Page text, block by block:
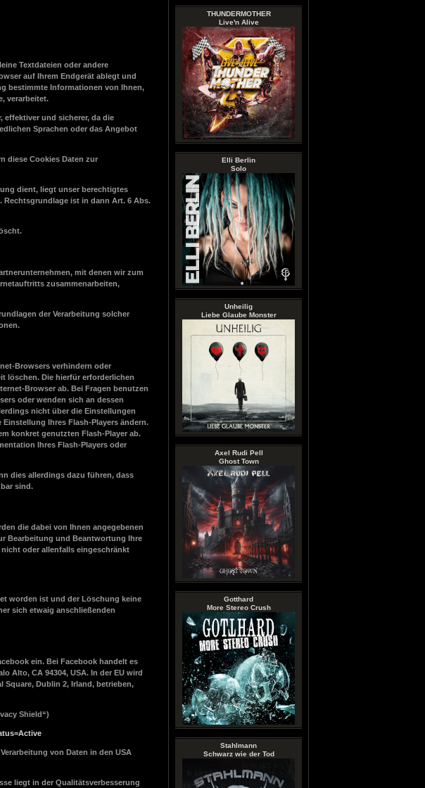
THUNDERMOTHER
Live'n Alive
Elli Berlin
Solo
Unheilig
Liebe Glaube Monster
Axel Rudi Pell
Ghost Town
Gotthard
More Stereo Crush
Stahlmann
Schwarz wie der Tod
Textdateien oder andere
auf Ihrem Endgerät ablegt und
bestimmte Informationen von Ihnen,
verarbeitet.
effektiver und sicherer, da die
Sprachen oder das Angebot
diese Cookies Daten zur
dient, liegt unser berechtigtes
Rechtsgrundlage ist in dann Art. 6 Abs.
mit denen wir zum
zusammenarbeiten,
der Verarbeitung solcher
Browsers verhindern oder
löschen. Die hierfür erforderlichen
Browser ab. Bei Fragen benutzen
oder wenden sich an dessen
nicht über die Einstellungen
Ihres Flash-Players ändern.
konkret genutzten Flash-Player ab.
Ihres Flash-Players oder
dies allerdings dazu führen, dass
sind.
die dabei von Ihnen angegebenen
Bearbeitung und Beantwortung Ihre
oder allenfalls eingeschränkt
worden ist und der Löschung keine
sich etwaig anschließenden
ein. Bei Facebook handelt es
Alto, CA 94304, USA. In der EU wird
Square, Dublin 2, Irland, betrieben,
Shield“)
von Daten in den USA
liegt in der Qualitätsverbesserung